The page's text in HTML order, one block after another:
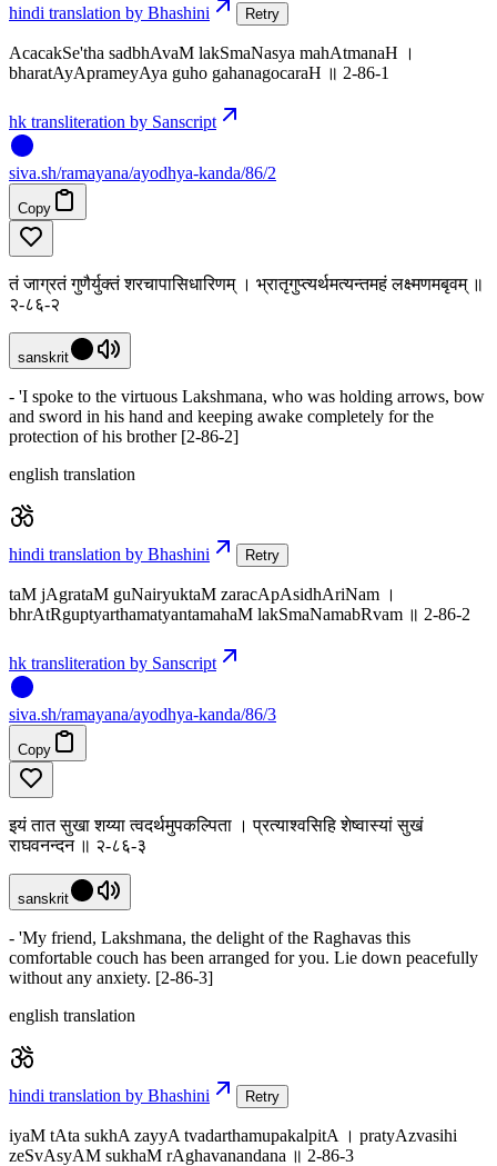
hindi translation by Bhashini Retry
AcacakSe'tha sadbhAvaM lakSmaNasya mahAtmanaH ।
bharatAyAprameyAya guho gahanagocaraH ॥ 2-86-1
hk transliteration by Sanscript
siva.sh/ramayana/ayodhya-kanda/86/2
Copy
तं जाग्रतं गुणैर्युक्तं शरचापासिधारिणम् । भ्रातृगुप्त्यर्थमत्यन्तमहं लक्ष्मणमबृवम् ॥
२-८६-२
sanskrit
- 'I spoke to the virtuous Lakshmana, who was holding arrows, bow
and sword in his hand and keeping awake completely for the
protection of his brother [2-86-2]
english translation
hindi translation by Bhashini Retry
taM jAgrataM guNairyuktaM zaracApAsidhAriNam ।
bhrAtRguptyarthamatyantamahaM lakSmaNamabRvam ॥ 2-86-2
hk transliteration by Sanscript
siva.sh/ramayana/ayodhya-kanda/86/3
Copy
इयं तात सुखा शय्या त्वदर्थमुपकल्पिता । प्रत्याश्वसिहि शेष्वास्यां सुखं
राघवनन्दन ॥ २-८६-३
sanskrit
- 'My friend, Lakshmana, the delight of the Raghavas this
comfortable couch has been arranged for you. Lie down peacefully
without any anxiety. [2-86-3]
english translation
hindi translation by Bhashini Retry
iyaM tAta sukhA zayyA tvadarthamupakalpitA । pratyAzvasihi
zeSvAsyAM sukhaM rAghavanandana ॥ 2-86-3